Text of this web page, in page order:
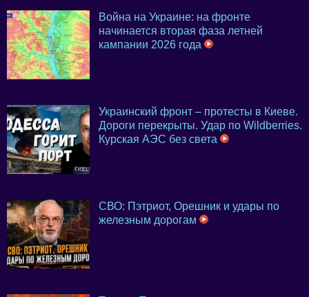
Война на Украине: на фронте
начинается вторая фаза летней
кампании 2026 года
Украинский фронт – протесты в Киеве.
Дороги перекрыты. Удар по Wildberries.
Курская АЭС без света
СВО: Пэтриот, Орешник и удары по
железным дорогам